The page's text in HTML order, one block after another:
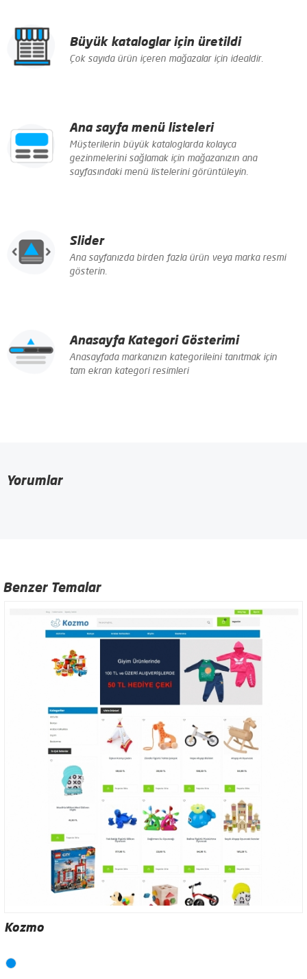
Büyük kataloglar için üretildi
Çok sayıda ürün içeren mağazalar için idealdir.
Ana sayfa menü listeleri
Müşterilerin büyük kataloglarda kolayca
gezinmelerini sağlamak için mağazanızın ana
sayfasındaki menü listelerini görüntüleyin.
Slider
Ana sayfanızda birden fazla ürün veya marka resmi
gösterin.
Anasayfa Kategori Gösterimi
Anasayfada markanızın kategorileini tanıtmak için
tam ekran kategori resimleri
Yorumlar
Benzer Temalar
Kozmo